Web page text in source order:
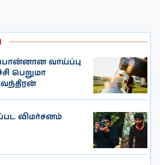
வாய்ப்பு
பெறுமா
விமர்சனம்